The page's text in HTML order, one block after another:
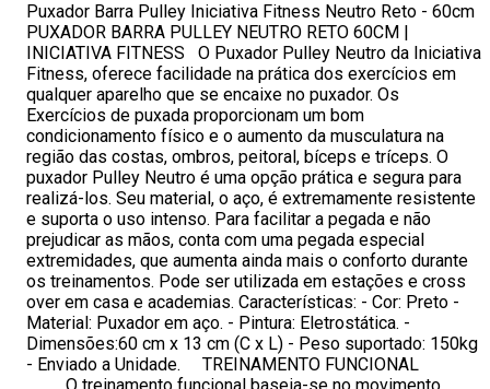
Puxador Barra Pulley Iniciativa Fitness Neutro Reto - 60cm
PUXADOR BARRA PULLEY NEUTRO RETO 60CM |
INICIATIVA FITNESS O Puxador Pulley Neutro da Iniciativa
Fitness, oferece facilidade na prática dos exercícios em
qualquer aparelho que se encaixe no puxador. Os
Exercícios de puxada proporcionam um bom
condicionamento físico e o aumento da musculatura na
região das costas, ombros, peitoral, bíceps e tríceps. O
puxador Pulley Neutro é uma opção prática e segura para
realizá-los. Seu material, o aço, é extremamente resistente
e suporta o uso intenso. Para facilitar a pegada e não
prejudicar as mãos, conta com uma pegada especial
extremidades, que aumenta ainda mais o conforto durante
os treinamentos. Pode ser utilizada em estações e cross
over em casa e academias. Características: - Cor: Preto -
Material: Puxador em aço. - Pintura: Eletrostática. -
Dimensões:60 cm x 13 cm (C x L) - Peso suportado: 150kg
- Enviado a Unidade. TREINAMENTO FUNCIONAL